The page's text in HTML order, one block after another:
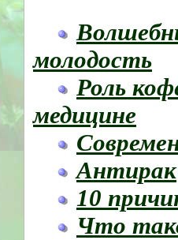
молодость
Роль
медицине
Антирак
10
Что